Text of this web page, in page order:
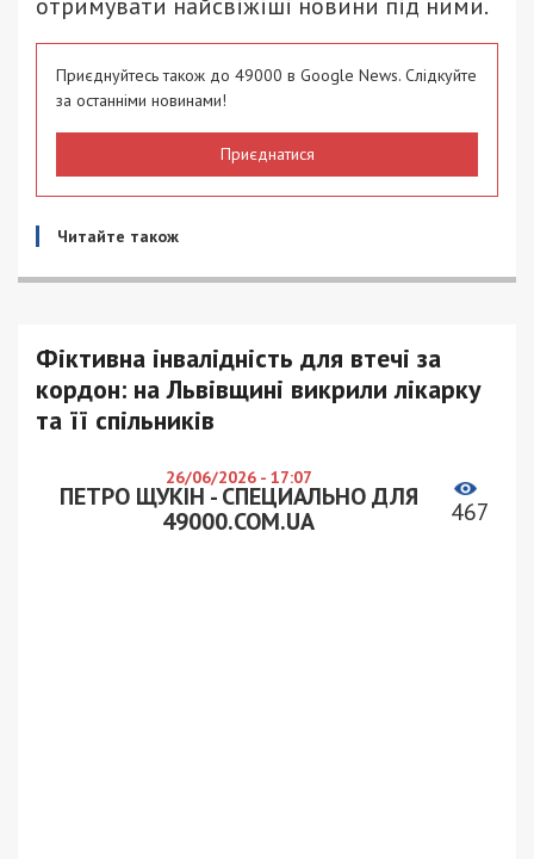
Приєднуйтесь також до 49000 в Google News. Слідкуйте
за останніми новинами!
Приєднатися
Читайте також
Фіктивна інвалідність для втечі за
кордон: на Львівщині викрили лікарку
та її спільників
26/06/2026 - 17:07
ПЕТРО ЩУКІН - СПЕЦИАЛЬНО ДЛЯ
49000.COM.UA
467